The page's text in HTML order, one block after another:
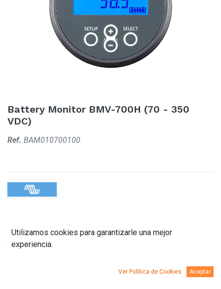
Battery Monitor BMV-700H (70 - 350
VDC)
Ref. BAM010700100
Documentación
Utilizamos cookies para garantizarle una mejor
experiencia.
Ver Política de Cookies Aceptar